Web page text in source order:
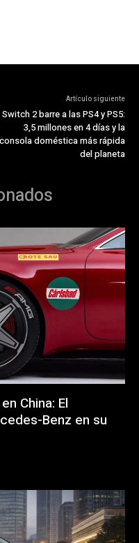
Artículo siguiente
Switch 2 barre a las PS4 y PS5:
3,5 millones en 4 días y la
consola doméstica más rápida
del planeta
China: El
Benz en su